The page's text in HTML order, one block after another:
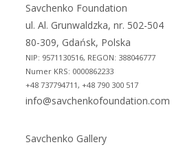
new
tab
new
tab
Savchenko Foundation
ul. Al. Grunwaldzka, nr. 502-504
80-309, Gdańsk, Polska
NIP: 9571130516, REGON: 388046777
Numer KRS: 0000862233
+48 737794711, +48 790 300 517
info@savchenkofoundation.com
Savchenko Gallery